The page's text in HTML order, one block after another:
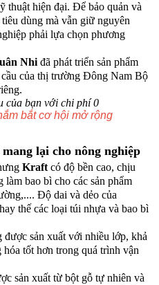
thuật hiện đại. Để bảo quản và
dùng mà vẫn giữ nguyên
phải lựa chọn phương
Nhi đã phát triển sản phẩm
của thị trường Đông Nam Bộ
của bạn với chi phí 0
bắt cơ hội mở rộng
mang lại cho nông nghiệp
Kraft có độ bền cao, chịu
bao bì cho các sản phẩm
Độ dai và dẻo của
thế các loại túi nhựa và bao bì
sản xuất với nhiều lớp, khả
tốt hơn trong quá trình vận
sản xuất từ bột gỗ tự nhiên và